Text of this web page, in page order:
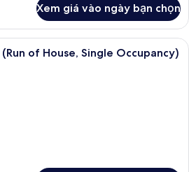
Xem giá vào ngày bạn chọn
Chăn bông, két bảo mật tại phòng,
of House, Single Occupancy)